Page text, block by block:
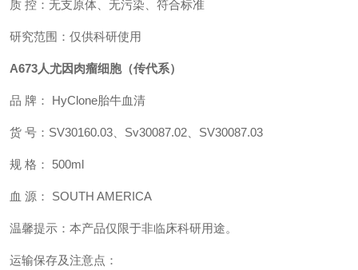
质 控：无支原体、无污染、符合标准
研究范围：仅供科研使用
A673人尤因肉瘤细胞（传代系）
品 牌： HyClone胎牛血清
货 号：SV30160.03、Sv30087.02、SV30087.03
规 格： 500ml
血 源： SOUTH AMERICA
温馨提示：本产品仅限于非临床科研用途。
运输保存及注意点：